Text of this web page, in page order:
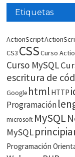
Etiquetas
ActionScript
CS3 CSSCurso
Curso MySQL
escritura de
Google html HTTP
Programación
microsoft MySQL
MySQL
Programación